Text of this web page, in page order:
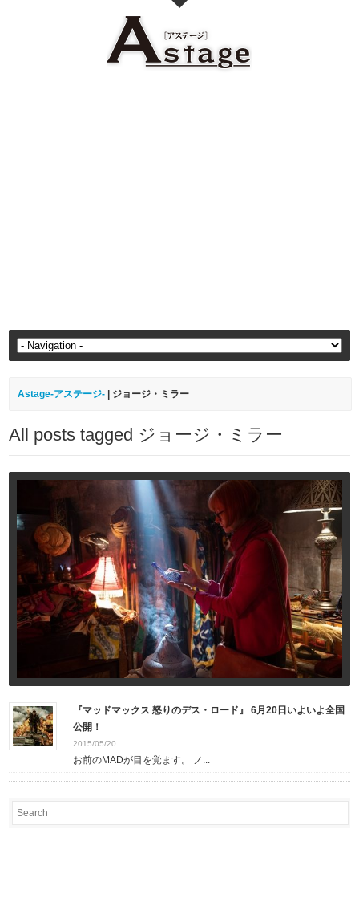
Astage-アステージ- ジョージ・ミラー
All posts tagged ジョージ・ミラー
『マッドマックス 怒りのデス・ロード』 6月20日いよいよ全国
公開！
2015/05/20
お前のMADが目を覚ます。 ノ...